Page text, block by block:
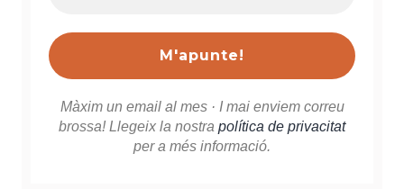
*
Màxim un email al mes · I mai enviem correu
brossa! Llegeix la nostra política de privacitat
per a més informació.